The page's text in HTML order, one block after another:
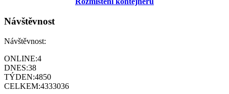
Návštěvnost
Návštěvnost:
ONLINE:4
DNES:38
TÝDEN:4850
CELKEM:4333036